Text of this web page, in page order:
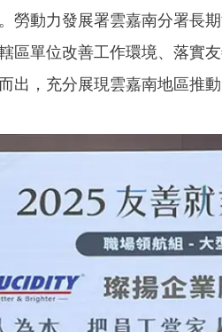
勞動力發展署雲嘉南分署長
區單位改善工作環境、落實
出，充分展現雲嘉南地區推